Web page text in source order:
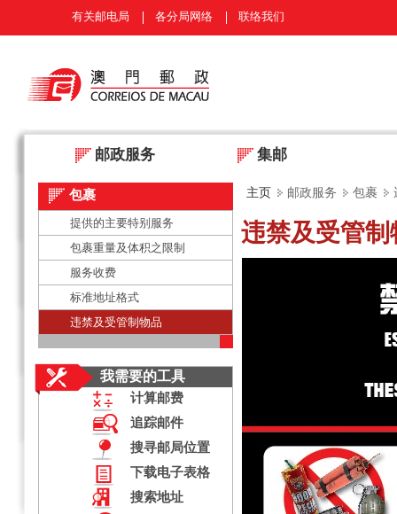
有关邮电局 各分局网络 联络我们
邮政服务 集邮
包裹
提供的主要特别服务
包裹重量及体积之限制
服务收费
标准地址格式
违禁及受管制物品
我需要的工具
计算邮费
追踪邮件
搜寻邮局位置
下载电子表格
搜索地址
主页 邮政服务 包裹
违禁及受管制